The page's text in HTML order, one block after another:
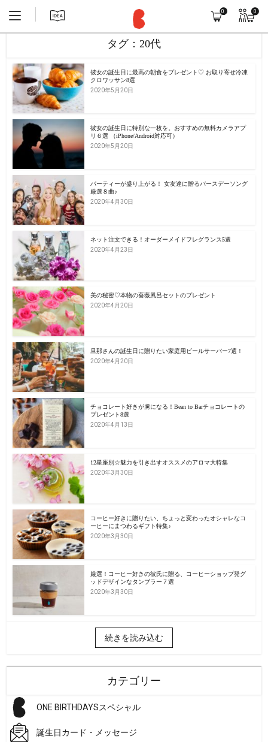
0 0
タグ：20代
彼女の誕生日に最高の朝食をプレゼント♡ お取り寄せ冷凍
クロワッサン8選
2020年5月20日
彼女の誕生日に特別な一枚を。おすすめの無料カメラアプ
リ６選 （iPhone/Android対応可）
2020年5月20日
パーティーが盛り上がる！ 女友達に贈るバースデーソング
厳選８曲♪
2020年4月30日
ネット注文できる！オーダーメイドフレグランス5選
2020年4月23日
美の秘密♡本物の薔薇風呂セットのプレゼント
2020年4月20日
旦那さんの誕生日に贈りたい家庭用ビールサーバー7選！
2020年4月20日
チョコレート好きが虜になる！Bean to Barチョコレートの
プレゼント8選
2020年4月13日
12星座別☆魅力を引き出すオススメのアロマ大特集
2020年3月30日
コーヒー好きに贈りたい、ちょっと変わったオシャレなコ
ーヒーにまつわるギフト特集♪
2020年3月30日
厳選！コーヒー好きの彼氏に贈る、コーヒーショップ発グ
ッドデザインなタンブラー７選
2020年3月30日
続きを読み込む
カテゴリー
ONE BIRTHDAYSスペシャル
誕生日カード・メッセージ